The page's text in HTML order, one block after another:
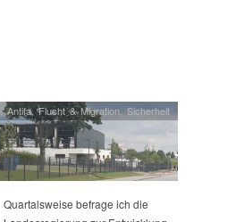
,Antifa,Flucht & Migration,Sicherheit
Quartalsweise befrage ich die